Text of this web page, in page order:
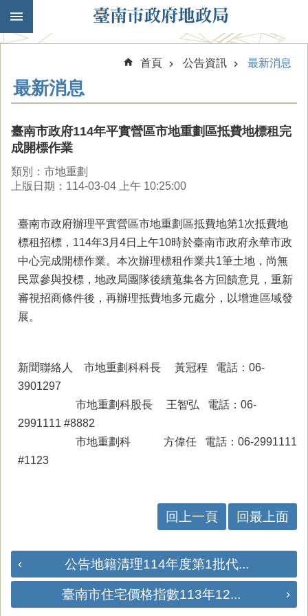
跳到主要內容區塊
首頁 公告資訊 最新消息
最新消息
臺南市政府114年平實營區市地重劃區抵費地標租完
成開標作業
類別：市地重劃
上版日期：114-03-04 上午 10:25:00
臺南市政府辦理平實營區市地重劃區抵費地第1次抵費地
標租招標，114年3月4日上午10時於臺南市政府永華市政
中心完成開標作業。本次辦理標租作業共1筆土地，尚無
民眾參與投標，地政局團隊後續蒐集各方回饋意見，重新
審視招商條件後，再辦理抵費地多元處分，以增進區域發
展。
新聞聯絡人 市地重劃科科長 黃冠程 電話：06-
3901297
市地重劃科股長 王智弘 電話：06-
2991111 #8882
市地重劃科 方偉任 電話：06-2991111
#1123
回上一頁 回最上面
公告地籍清理114年度第1批代...
臺南市住宅價格指數113年12...